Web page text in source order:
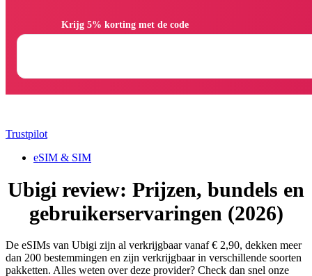
Trustpilot
eSIM & SIM
Ubigi review: Prijzen, bundels en
gebruikerservaringen (2026)
De eSIMs van Ubigi zijn al verkrijgbaar vanaf € 2,90, dekken meer
dan 200 bestemmingen en zijn verkrijgbaar in verschillende soorten
pakketten. Alles weten over deze provider? Check dan snel onze